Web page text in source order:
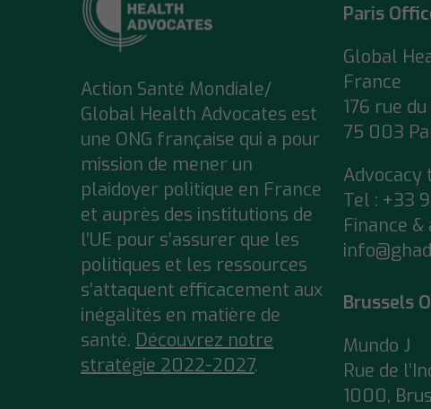
Action Santé Mondiale/
Global Health Advocates est
une ONG française qui a pour
mission de mener un
plaidoyer politique en France
et auprès des institutions de
l’UE pour s’assurer que les
politiques et les ressources
s’attaquent efficacement aux
inégalités en matière de
santé. Découvrez notre
stratégie 2022-2027.
Paris
Global
France
176 rue
75 003
Advocacy
Tel : +33
Finance
Brussels
Mundo J
Rue de
1000,